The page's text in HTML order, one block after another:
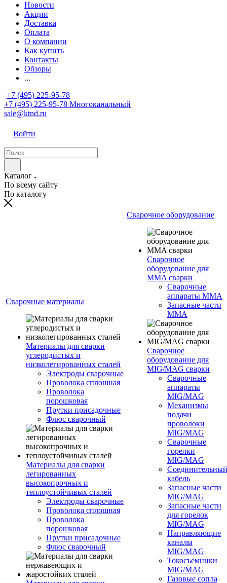
Новости
Акции
Доставка
Оплата
О компании
Как купить
Контакты
Обзоры
...
+7 (495) 225-95-78
+7 (495) 225-95-78 Многоканальный
sale@ktnd.ru
Войти
Каталог
По всему сайту
По каталогу
Сварочные материалы
Материалы для сварки
углеродистых и
низколегированных сталей
Электроды сварочные
Проволока сплошная
Проволока
порошковая
Прутки присадочные
Флюс сварочный
Материалы для сварки
легированных
высокопрочных и
теплоустойчивых сталей
Электроды сварочные
Проволока сплошная
Проволока
порошковая
Прутки присадочные
Флюс сварочный
Сварочное оборудование
Сварочное
оборудование для
MMA сварки
Сварочные
аппараты MMA
Запасные части
MMA
Сварочное
оборудование для
MIG/MAG сварки
Сварочные
аппараты
MIG/MAG
Механизмы
подачи
проволоки
MIG/MAG
Сварочные
горелки
MIG/MAG
Соединительный
кабель
Запасные части
MIG/MAG
Запасные части
для горелок
MIG/MAG
Направляющие
каналы
MIG/MAG
Токосъемники
MIG/MAG
Газовые сопла